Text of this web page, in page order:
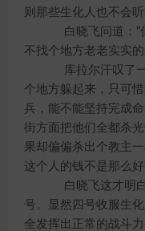
则那些生化人也不会
白晓飞问道：“
不找个地方老老实实
库拉尔汗叹了一
个地方躲起来，只可
兵，能不能坚持完成
街方面把他们全都杀
果却偏偏杀出个教主
这个人的钱不是那么好
白晓飞这才明白
号。显然四号收服生
全发挥出正常的战斗